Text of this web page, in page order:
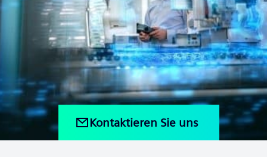
Kontaktieren Sie uns